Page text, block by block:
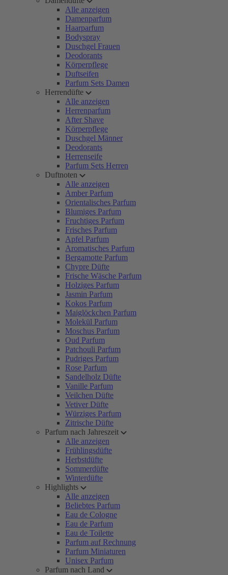
Alle anzeigen
Damenparfum
Haarparfum
Bodyspray
Duschgel Frauen
Deodorants
Körperpflege
Duftseifen
Parfum Sets Damen
Herrendüfte
Alle anzeigen
Herrenparfum
After Shave
Körperpflege
Duschgel Männer
Deodorants
Herrenseife
Parfum Sets Herren
Duftnoten
Alle anzeigen
Amber Parfum
Orientalisches Parfum
Blumiges Parfum
Fruchtiges Parfum
Frisches Parfum
Apfel Parfum
Aromatisches Parfum
Bergamotte Parfum
Chypre Düfte
Frische Wäsche Parfum
Holziges Parfum
Jasmin Parfum
Kokos Parfum
Maiglöckchen Parfum
Molekül Parfum
Moschus Parfum
Oud Parfum
Patchouli Parfum
Pudriges Parfum
Rose Parfum
Sandelholz Düfte
Vanille Parfum
Veilchen Düfte
Vetiver Düfte
Würziges Parfum
Zitrische Düfte
Parfum nach Jahreszeit
Alle anzeigen
Frühlingsdüfte
Herbstdüfte
Sommerdüfte
Winterdüfte
Highlights
Alle anzeigen
Beliebtes Parfum
Eau de Cologne
Eau de Parfum
Eau de Toilette
Parfum auf Rechnung
Parfum Miniaturen
Unisex Parfum
Parfum nach Land